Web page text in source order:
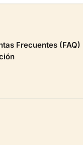
Frecuentes (FAQ)